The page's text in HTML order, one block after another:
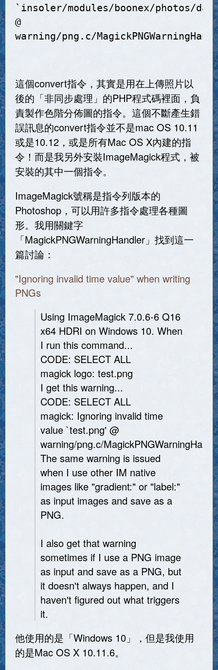
`insoler/modules/boonex/photos/
@
warning/png.c/
這個convert指令，其實是用在上傳照片以
後的「非同步處理」的PHP程式碼裡面，負
責製作色階分佈圖的指令。這個不斷產生錯
誤訊息的convert指令並不是mac OS 10.11
或是10.12，或是所有Mac OS X內建的指
令！而是我另外安裝ImageMagick程式，被
安裝的其中一個指令。
ImageMagick號稱是指令列版本的
Photoshop，可以用許多指令處理各種圖
形。我用關鍵字
「MagickPNGWarningHandler」找到這一
篇討論：
"Ignoring invalid time value" when writing
PNGs
Using ImageMagick 7.0.6-6 Q16
x64 HDRI on Windows 10. When
I run this command...
CODE: SELECT ALL
magick logo: test.png
I get this warning...
CODE: SELECT ALL
magick: Ignoring invalid time
value `test.png' @
warning/png.c/
The same warning is issued
when I use other IM native
images like "gradient:" or "label:"
as input images and save as a
PNG.
I also get that warning
sometimes if I use a PNG image
as input and save as a PNG, but
it doesn't always happen, and I
haven't figured out what triggers
it.
他使用的是「Windows 10」，但是我使用
的是Mac OS X 10.11.6。